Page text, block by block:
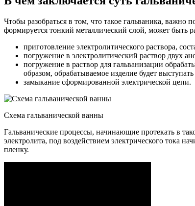
Чтобы разобраться в том, что такое гальваника, важно
формируется тонкий металлический слой, может быть
приготовление электролитического раствора,
погружение в электролитический раствор двух
погружение в раствор для гальванизации
образом, обрабатываемое изделие будет
замыкание сформированной электрической цепи.
Схема гальванической ванны
Гальванические процессы, начинающие протекать в
электролита, под воздействием электрического тока
пленку.